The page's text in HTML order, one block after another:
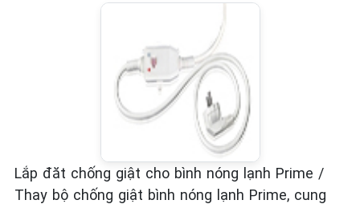
Lắp đăt chống giật cho bình nóng lạnh Prime /
Thay bộ chống giật bình nóng lạnh Prime, cung